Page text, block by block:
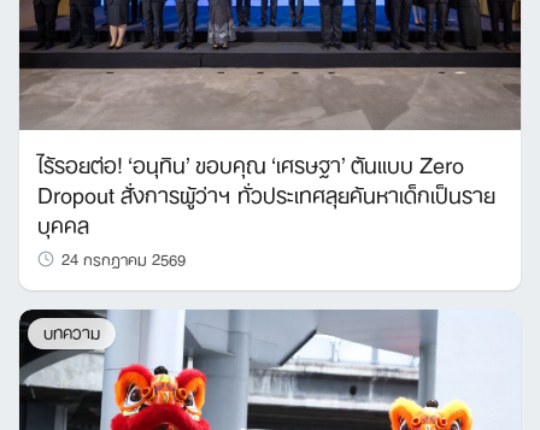
ไร้รอยต่อ! ‘อนุทิน’ ขอบคุณ ‘เศรษฐา’ ต้นแบบ Zero
Dropout สั่งการผู้ว่าฯ ทั่วประเทศลุยค้นหาเด็กเป็นราย
บุคคล
24 กรกฎาคม 2569
บทความ